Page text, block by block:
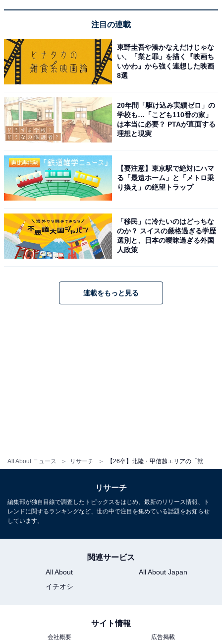
All About ニュース リサーチ
注目の連載
東野圭吾や湊かなえだけじゃな
い、「業と罪」を描く『映画ち
いかわ』から強く連想した映画
8選
20年間「駆け込み実績ゼロ」の
学校も…「こども110番の家」
は本当に必要？ PTAが直面する
理想と現実
【要注意】東京駅で絶対にハマ
る「最遠ホーム」と「メトロ乗
り換え」の絶望トラップ
「移民」に冷たいのはどっちな
のか？ スイスの厳格過ぎる学歴
選別と、日本の曖昧過ぎる外国
人政策
連載をもっと見る
リサーチ
編集部が独自目線で調査したトピックスをはじめ、最新のリリース情報、ト
レンドに関するランキングなど、世の中で注目を集めている話題をお知らせ
しています。
関連サービス
All About
All About Japan
イチオシ
サイト情報
会社概要 広告掲載